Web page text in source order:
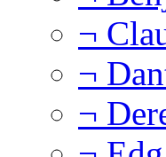
¬
¬
¬